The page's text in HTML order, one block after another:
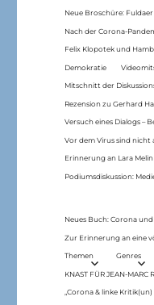
Neue Broschüre:
Nach der Corona-
Felix Klopotek und
Demokratie
Mitschnitt der
Rezension zu Gerhard
Versuch eines Dialogs –
Vor dem Virus sind nicht
Erinnerung an Lara
Podiumsdiskussion:
Neues Buch: Corona
Zur Erinnerung an eine
Themen Genres
KNAST FÜR JEAN-
„Corona & linke